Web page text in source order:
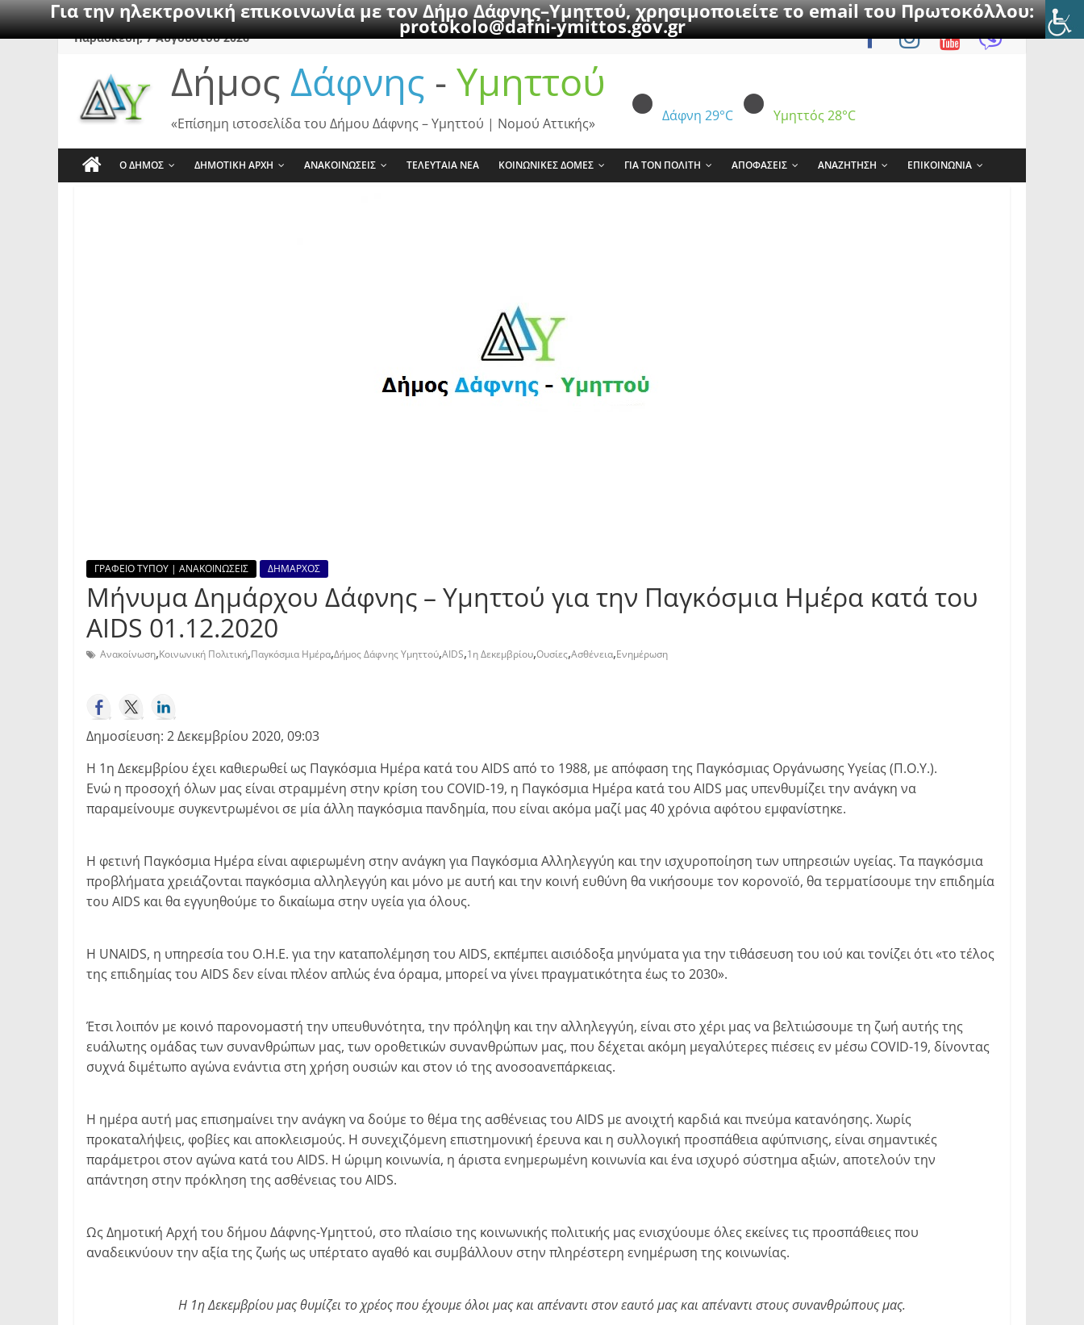
Για την ηλεκτρονική επικοινωνία με τον Δήμο Δάφνης–Υμηττού, χρησιμοποιείτε το email του Πρωτοκόλλου:
protokolo@dafni-ymittos.gov.gr
SkipΠαρασκευή, 7 Αυγούστου 2026
Δήμος Δάφνης - Υμηττού
Δάφνη 29°C Υμηττός 28°C
«Επίσημη ιστοσελίδα του Δήμου Δάφνης – Υμηττού | Νομού Αττικής»
Ο ΔΗΜΟΣ ΔΗΜΟΤΙΚΗ ΑΡΧΗ ΑΝΑΚΟΙΝΩΣΕΙΣ ΤΕΛΕΥΤΑΙΑ ΝΕΑ ΚΟΙΝΩΝΙΚΕΣ ΔΟΜΕΣ ΓΙΑ ΤΟΝ ΠΟΛΙΤΗ ΑΠΟΦΑΣΕΙΣ ΑΝΑΖΗΤΗΣΗ ΕΠΙΚΟΙΝΩΝΙΑ
ΓΡΑΦΕΙΟ ΤΥΠΟΥ | ΑΝΑΚΟΙΝΩΣΕΙΣ ΔΗΜΑΡΧΟΣ
Μήνυμα Δημάρχου Δάφνης – Υμηττού για την Παγκόσμια Ημέρα κατά του
ΑIDS 01.12.2020
Ανακοίνωση,Κοινωνική Πολιτική,Παγκόσμια Ημέρα,Δήμος Δάφνης Υμηττού,AIDS,1η Δεκεμβρίου,Ουσίες,Ασθένεια,Ενημέρωση
Δημοσίευση: 2 Δεκεμβρίου 2020, 09:03
Η 1η Δεκεμβρίου έχει καθιερωθεί ως Παγκόσμια Ημέρα κατά του AIDS από το 1988, με απόφαση της Παγκόσμιας Οργάνωσης Υγείας (Π.Ο.Υ.).
Ενώ η προσοχή όλων μας είναι στραμμένη στην κρίση του COVID-19, η Παγκόσμια Ημέρα κατά του AIDS μας υπενθυμίζει την ανάγκη να
παραμείνουμε συγκεντρωμένοι σε μία άλλη παγκόσμια πανδημία, που είναι ακόμα μαζί μας 40 χρόνια αφότου εμφανίστηκε.
Η φετινή Παγκόσμια Ημέρα είναι αφιερωμένη στην ανάγκη για Παγκόσμια Αλληλεγγύη και την ισχυροποίηση των υπηρεσιών υγείας. Τα παγκόσμια
προβλήματα χρειάζονται παγκόσμια αλληλεγγύη και μόνο με αυτή και την κοινή ευθύνη θα νικήσουμε τον κορονοϊό, θα τερματίσουμε την επιδημία
του AIDS και θα εγγυηθούμε το δικαίωμα στην υγεία για όλους.
Η UNAIDS, η υπηρεσία του Ο.Η.Ε. για την καταπολέμηση του AIDS, εκπέμπει αισιόδοξα μηνύματα για την τιθάσευση του ιού και τονίζει ότι «το τέλος
της επιδημίας του AIDS δεν είναι πλέον απλώς ένα όραμα, μπορεί να γίνει πραγματικότητα έως το 2030».
Έτσι λοιπόν με κοινό παρονομαστή την υπευθυνότητα, την πρόληψη και την αλληλεγγύη, είναι στο χέρι μας να βελτιώσουμε τη ζωή αυτής της
ευάλωτης ομάδας των συνανθρώπων μας, των οροθετικών συνανθρώπων μας, που δέχεται ακόμη μεγαλύτερες πιέσεις εν μέσω COVID-19, δίνοντας
συχνά διμέτωπο αγώνα ενάντια στη χρήση ουσιών και στον ιό της ανοσοανεπάρκειας.
Η ημέρα αυτή μας επισημαίνει την ανάγκη να δούμε το θέμα της ασθένειας του AIDS με ανοιχτή καρδιά και πνεύμα κατανόησης. Χωρίς
προκαταλήψεις, φοβίες και αποκλεισμούς. Η συνεχιζόμενη επιστημονική έρευνα και η συλλογική προσπάθεια αφύπνισης, είναι σημαντικές
παράμετροι στον αγώνα κατά του AIDS. Η ώριμη κοινωνία, η άριστα ενημερωμένη κοινωνία και ένα ισχυρό σύστημα αξιών, αποτελούν την
απάντηση στην πρόκληση της ασθένειας του AIDS.
Ως Δημοτική Αρχή του δήμου Δάφνης-Υμηττού, στο πλαίσιο της κοινωνικής πολιτικής μας ενισχύουμε όλες εκείνες τις προσπάθειες που
αναδεικνύουν την αξία της ζωής ως υπέρτατο αγαθό και συμβάλλουν στην πληρέστερη ενημέρωση της κοινωνίας.
Η 1η Δεκεμβρίου μας θυμίζει το χρέος που έχουμε όλοι μας και απέναντι στον εαυτό μας και απέναντι στους συνανθρώπους μας.